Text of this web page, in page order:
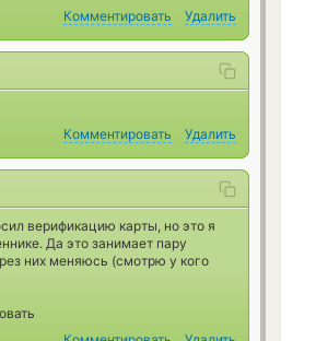
Комментировать
Удалить
Комментировать
Удалить
верификацию карты, но это я
Да это занимает пару
них меняюсь (смотрю у кого